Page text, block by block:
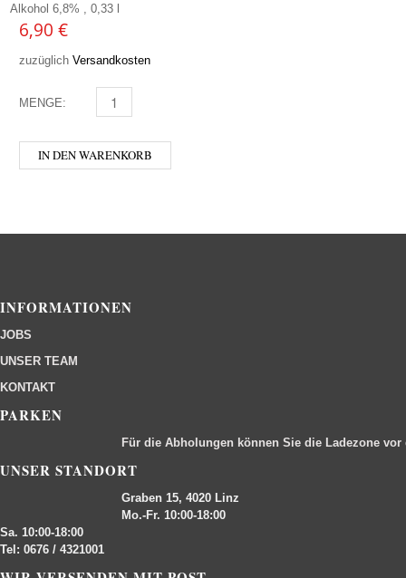
Alkohol 6,8% , 0,33 l
6,90 €
zuzüglich Versandkosten
MENGE: KIESBYE - WALDBIER 0,33 (WALD DER ZUKUNFT)
IN DEN WARENKORB
INFORMATIONEN
JOBS
UNSER TEAM
KONTAKT
PARKEN
Für die Abholungen können Sie die Ladezone
UNSER STANDORT
Graben 15, 4020 Linz
Mo.-Fr. 10:00-18:00
Sa. 10:00-18:00
Tel: 0676 / 4321001